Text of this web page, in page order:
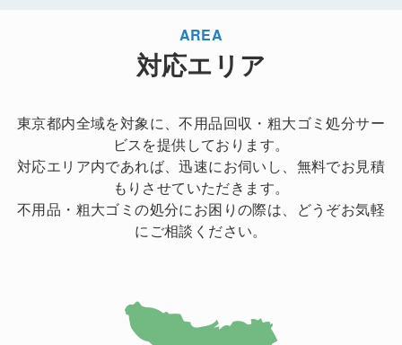
AREA
対応エリア
東京都内全域を対象に、不用品回収・粗大ゴミ処分サー
ビスを提供しております。
対応エリア内であれば、迅速にお伺いし、無料でお見積
もりさせていただきます。
不用品・粗大ゴミの処分にお困りの際は、どうぞお気軽
にご相談ください。